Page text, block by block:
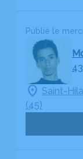
Publié le
Saint-
(45)